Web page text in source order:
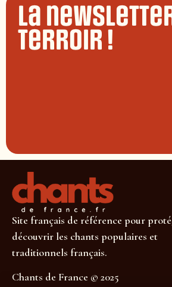
La
terroir !
Site français de référence pour
découvrir les chants populaires et
traditionnels français.
Chants de France © 2025